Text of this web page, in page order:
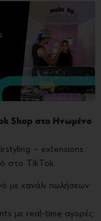
Shop στο Ηνωμένο
– extensions
στο TikTok.
με κανάλι πωλήσεων
με real-time αγορές